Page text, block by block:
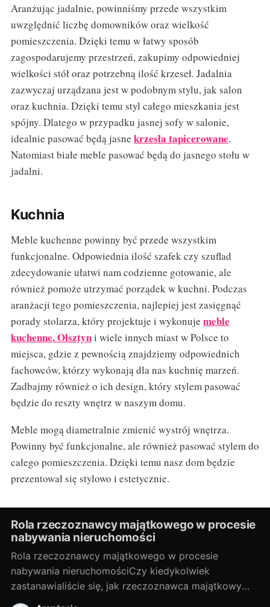
Aranżując jadalnie, powinniśmy przede wszystkim
uwzględnić liczbę domowników oraz wielkość
pomieszczenia. Dzięki temu w łatwy sposób
zagospodarujemy przestrzeń, zakupimy odpowiedniej
wielkości stół oraz potrzebną ilość krzeseł. Jadalnia
zazwyczaj urządzana jest w podobnym stylu, jak salon
oraz kuchnia. Dzięki temu styl całego mieszkania jest
spójny. Dlatego w przypadku jasnej sofy w salonie,
idealnie pasować będą jasne krzesła tapicerowane.
Natomiast białe meble pasować będą do jasnego stołu w
jadalni.
Kuchnia
Meble kuchenne powinny być przede wszystkim
funkcjonalne. Odpowiednia ilość szafek czy szuflad
zdecydowanie ułatwi nam codzienne gotowanie, ale
również pomoże utrzymać porządek w kuchni. Podczas
aranżacji tego pomieszczenia, najlepiej jest zasięgnąć
porady stolarza, który projektuje i wykonuje meble
kuchenne. Olsztyni wiele innych miast w Polsce to
miejsca, gdzie z pewnością znajdziemy odpowiednich
fachowców, którzy wykonają dla nas kuchnię marzeń.
Zadbajmy również o ich design, który stylem pasować
będzie do reszty wnętrz w naszym domu.
Meble mogą diametralnie zmienić wystrój wnętrza.
Powinny być funkcjonalne, ale również pasować stylem do
całego pomieszczenia. Dzięki temu nasz dom będzie
prezentował się stylowo i estetycznie.
Rola rzeczoznawcy majątkowego w procesie
nabywania nieruchomości
Rola rzeczoznawcy majątkowego w procesie
nabywania nieruchomościCzy kiedykolwiek
zastanawialiście się, jak rzeczoznawca majątkowy
wpływa na proces nabywania nieruchomości? Czy